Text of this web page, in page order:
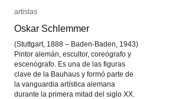
artistas
Oskar Schlemmer
(Stuttgart, 1888 – Baden-Baden, 1943)
Pintor alemán, escultor, coreógrafo y
escenógrafo. Es una de las figuras
clave de la Bauhaus y formó parte de
la vanguardia artística alemana
durante la primera mitad del siglo XX.
artistas
Oskar Schlemmer